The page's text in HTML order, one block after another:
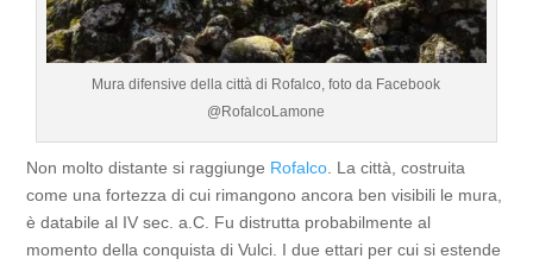
Mura difensive della città di Rofalco, foto da Facebook
@RofalcoLamone
Non molto distante si raggiunge Rofalco . La città, costruita
come una fortezza di cui rimangono ancora ben visibili le mura,
è databile al IV sec. a.C. Fu distrutta probabilmente al
momento della conquista di Vulci. I due ettari per cui si estende